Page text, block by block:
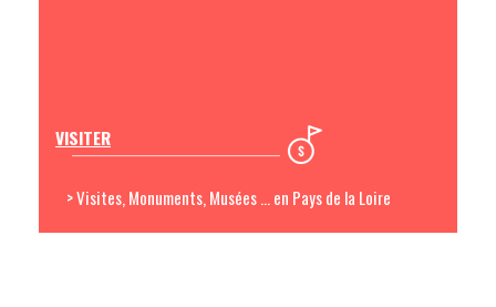
VISITER
> Visites, Monuments, Musées ... en Pays de la Loire